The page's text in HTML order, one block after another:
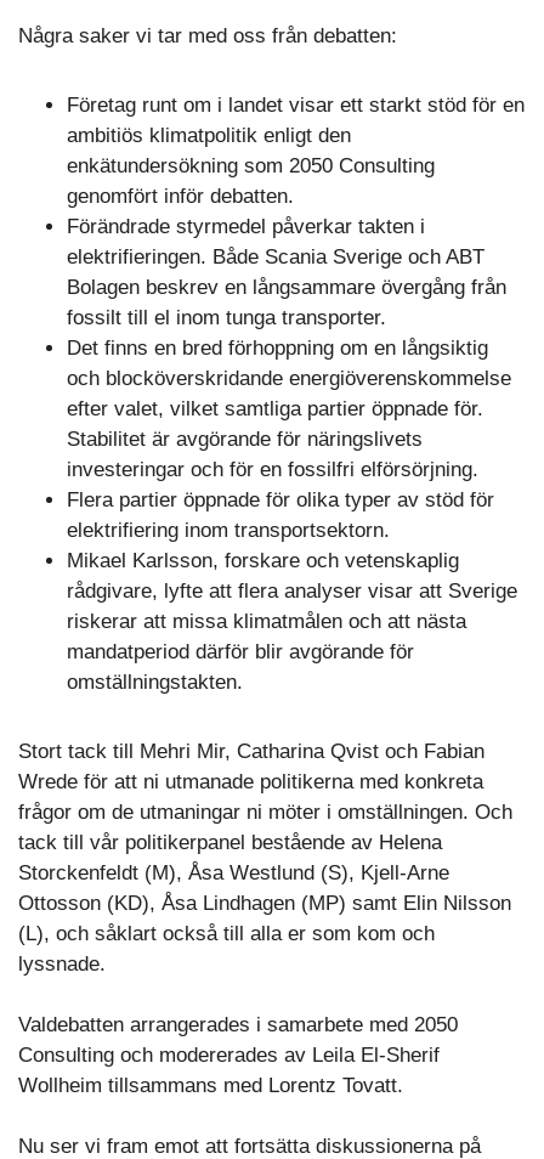
Några saker vi tar med oss från debatten:
Företag runt om i landet visar ett starkt stöd för en
ambitiös klimatpolitik enligt den
enkätundersökning som 2050 Consulting
genomfört inför debatten.
Förändrade styrmedel påverkar takten i
elektrifieringen. Både Scania Sverige och ABT
Bolagen beskrev en långsammare övergång från
fossilt till el inom tunga transporter.
Det finns en bred förhoppning om en långsiktig
och blocköverskridande energiöverenskommelse
efter valet, vilket samtliga partier öppnade för.
Stabilitet är avgörande för näringslivets
investeringar och för en fossilfri elförsörjning.
Flera partier öppnade för olika typer av stöd för
elektrifiering inom transportsektorn.
Mikael Karlsson, forskare och vetenskaplig
rådgivare, lyfte att flera analyser visar att Sverige
riskerar att missa klimatmålen och att nästa
mandatperiod därför blir avgörande för
omställningstakten.
Stort tack till Mehri Mir, Catharina Qvist och Fabian
Wrede för att ni utmanade politikerna med konkreta
frågor om de utmaningar ni möter i omställningen. Och
tack till vår politikerpanel bestående av Helena
Storckenfeldt (M), Åsa Westlund (S), Kjell-Arne
Ottosson (KD), Åsa Lindhagen (MP) samt Elin Nilsson
(L), och såklart också till alla er som kom och
lyssnade.
Valdebatten arrangerades i samarbete med 2050
Consulting och modererades av Leila El-Sherif
Wollheim tillsammans med Lorentz Tovatt.
Nu ser vi fram emot att fortsätta diskussionerna på